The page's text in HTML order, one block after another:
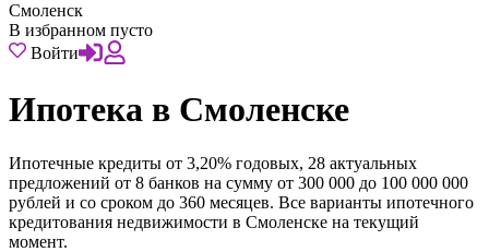
Смоленск
В избранном пусто
Войти
Ипотека в Смоленске
Ипотечные кредиты от 3,20% годовых, 28 актуальных
предложений от 8 банков на сумму от 300 000 до 100 000 000
рублей и со сроком до 360 месяцев. Все варианты ипотечного
кредитования недвижимости в Смоленске на текущий
момент.